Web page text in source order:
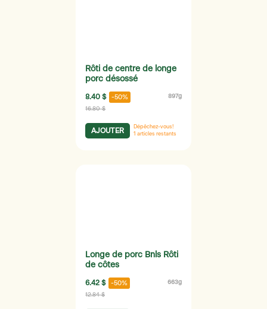
Rôti de centre de longe
porc désossé
8.40 $ -50% 897g
16.80 $
AJOUTER
Dépêchez-vous!
1 articles restants
Longe de porc Bnls Rôti
de côtes
6.42 $ -50% 663g
12.84 $